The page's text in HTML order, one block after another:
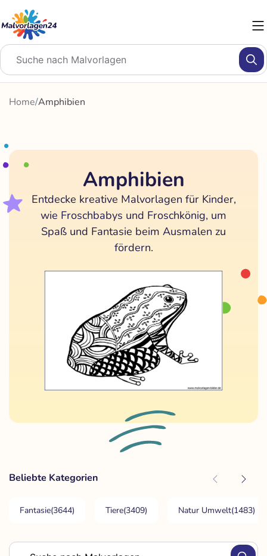
Inhalt
springen
Home/Amphibien
Amphibien
Entdecke kreative Malvorlagen für Kinder,
wie Froschbabys und Froschkönig, um
Spaß und Fantasie beim Ausmalen zu
fördern.
Beliebte Kategorien
Fantasie(3644) Tiere(3409) Natur Umwelt(1483)